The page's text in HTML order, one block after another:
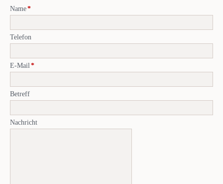
Pflichtfeld
Name*
Telefon
Pflichtfeld
E-Mail *
Betreff
Nachricht